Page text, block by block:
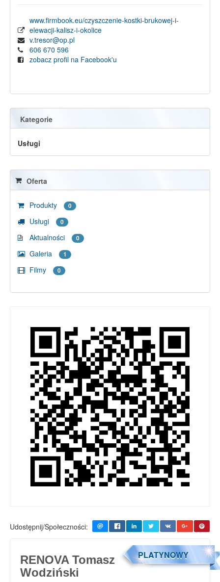
www.firmbook.eu/czyszczenie-kostki-brukowej-i-
elewacji-kalisz-i-okolice
v.tresor@op.pl
606 670 596
zobacz profil na Facebook'u
Kategorie
Usługi
Oferta
Produkty 0
Usługi 0
Aktualności 0
Galeria 1
Filmy 0
Udostępnij/Społeczności:
PLATYNOWY
RENOVA Tomasz
Wodziński